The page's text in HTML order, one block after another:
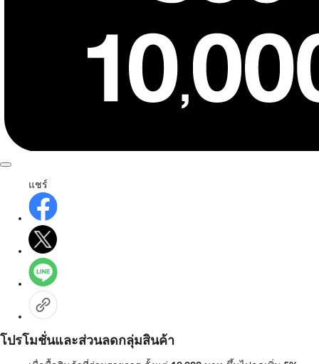
แชร์
โปรโมชั่นและส่วนลดกลุ่มสินค้า